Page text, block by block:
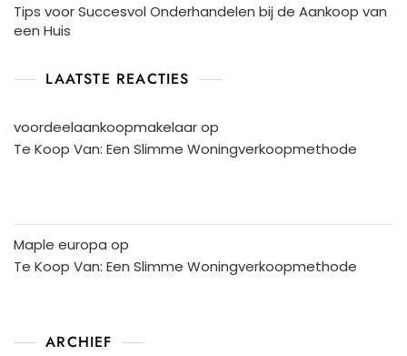
Tips voor Succesvol Onderhandelen bij de Aankoop van
een Huis
LAATSTE REACTIES
voordeelaankoopmakelaarop
Te Koop Van: Een Slimme Woningverkoopmethode
Maple europa op
Te Koop Van: Een Slimme Woningverkoopmethode
ARCHIEF